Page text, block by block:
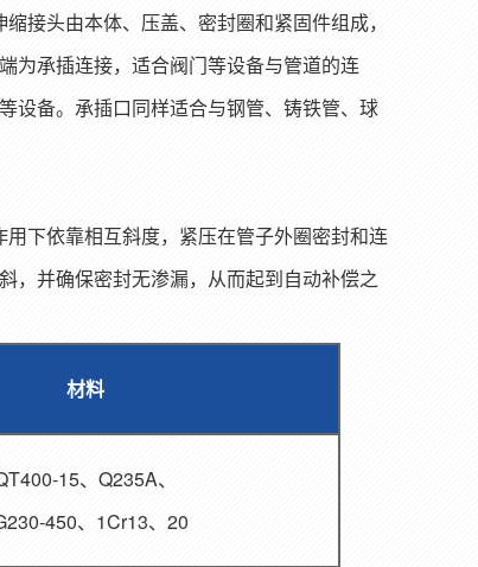
接头由本体、压盖、密封圈和紧固件组成，
为承插连接，适合阀门等设备与管道的连
设备。承插口同样适合与钢管、铸铁管、球
下依靠相互斜度，紧压在管子外圈密封和连
，并确保密封无渗漏，从而起到自动补偿之
材料
15、Q235A、
450、1Cr13、20